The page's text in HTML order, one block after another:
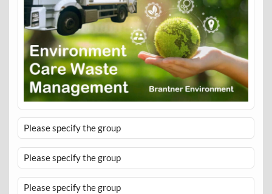
Please specify the group
Please specify the group
Please specify the group